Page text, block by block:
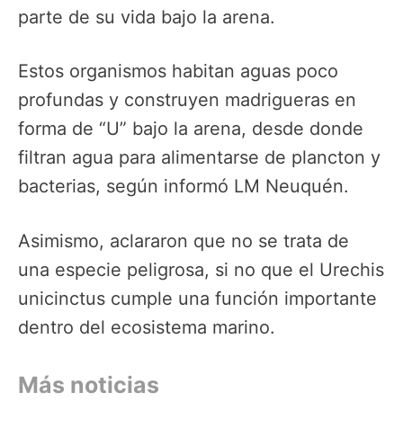
parte de su vida bajo la arena.
Estos organismos habitan aguas poco
profundas y construyen madrigueras en
forma de “U” bajo la arena, desde donde
filtran agua para alimentarse de plancton y
bacterias, según informó LM Neuquén.
Asimismo, aclararon que no se trata de
una especie peligrosa, si no que el Urechis
unicinctus cumple una función importante
dentro del ecosistema marino.
Más noticias